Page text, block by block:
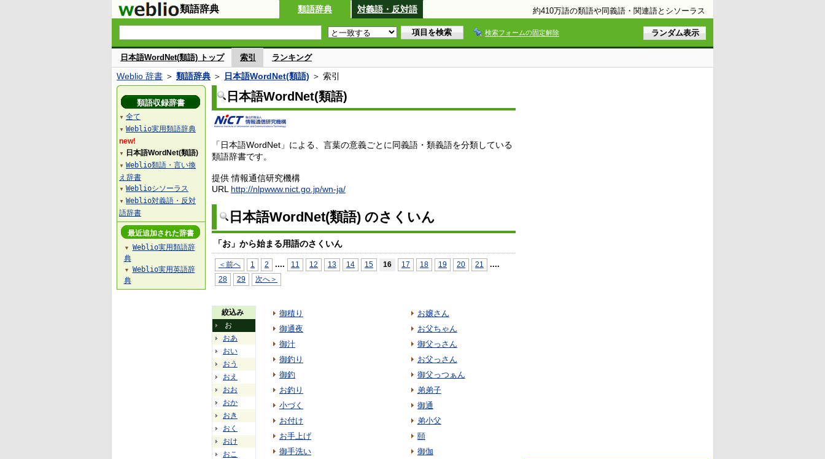
類語辞典 類語辞典 対義語・反対語 約410万語の類語や同義語・関連語とシソーラス
検索フォームの固定解除
日本語WordNet(類語) トップ 索引 ランキング
Weblio 辞書 ＞ 類語辞典 ＞ 日本語WordNet(類語) ＞ 索引
日本語WordNet(類語)
「日本語WordNet」による、言葉の意義ごとに同義語・類義語を分類している
類語辞書です。
提供 情報通信研究機構
URL http://nlpwww.nict.go.jp/wn-ja/
日本語WordNet(類語) のさくいん
「お」から始まる用語のさくいん
＜前へ 1 2 .... 11 12 13 14 15 16 17 18 19 20 21 ....
28 29 次へ＞
絞込み
お
おあ
おい
おう
おえ
おお
おか
おき
おく
おけ
おこ
御積り
御通夜
御汁
御釣り
御釣
お釣り
小づく
お付け
お手上げ
御手洗い
お嬢さん
お父ちゃん
御父っさん
お父っさん
御父っつぁん
弟弟子
御通
弟小父
頤
御伽
類語収録辞書
▼ 全て
▼ Weblio実用類語辞典
new!
▼ 日本語WordNet(類語)
▼ Weblio類語・言い換
え辞書
▼ Weblioシソーラス
▼ Weblio対義語・反対
語辞書
最近追加された辞書
▼
Weblio実用類語辞
典
▼
Weblio実用英語辞
典